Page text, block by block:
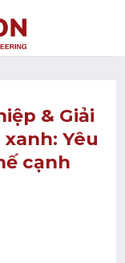
& Giải
Yêu
cạnh